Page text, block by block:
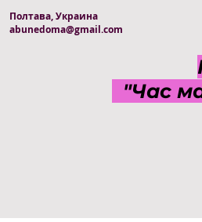
Полтава, Украина
abunedoma@gmail.com
"Час